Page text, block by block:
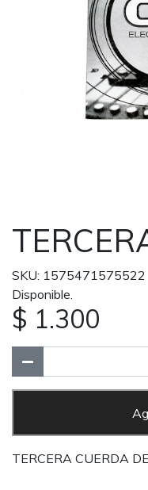
SKU: 1575471575522
Disponible.
$ 1.300
TERCERA CUERDA